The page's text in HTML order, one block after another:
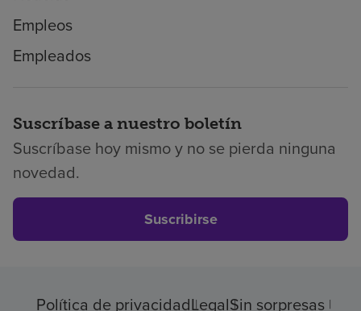
Empleos
Empleados
Suscríbase a nuestro boletín
Suscríbase hoy mismo y no se pierda ninguna
novedad.
Suscribirse
Política de privacidadLegalSin sorpresas